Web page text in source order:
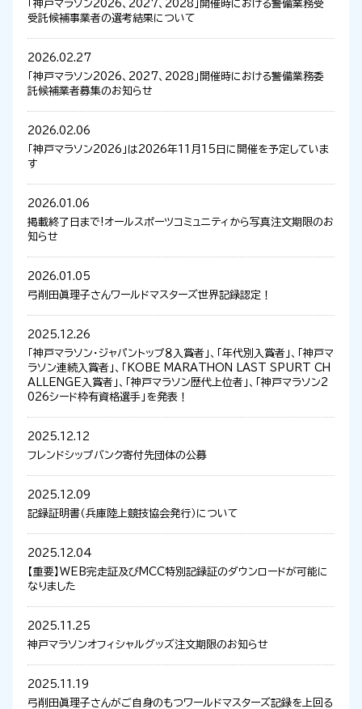
「神戸マラソン2026、2027、2028」開催時における警備業務受
受託候補事業者の選考結果について
2026.02.27
「神戸マラソン2026、2027、2028」開催時における警備業務委
託候補業者募集のお知らせ
2026.02.06
「神戸マラソン2026」は2026年11月15日に開催を予定していま
す
2026.01.06
掲載終了日まで!オールスポーツコミュニティから写真注文期限のお
知らせ
2026.01.05
弓削田眞理子さんワールドマスターズ世界記録認定！
2025.12.26
「神戸マラソン・ジャパントップ８入賞者」、「年代別入賞者」、「神戸マ
ラソン連続入賞者」、「KOBE MARATHON LAST SPURT CH
ALLENGE入賞者」、「神戸マラソン歴代上位者」、「神戸マラソン2
026シード枠有資格選手」を発表！
2025.12.12
フレンドシップバンク寄付先団体の公募
2025.12.09
記録証明書（兵庫陸上競技協会発行）について
2025.12.04
【重要】WEB完走証及びMCC特別記録証のダウンロードが可能に
なりました
2025.11.25
神戸マラソンオフィシャルグッズ注文期限のお知らせ
2025.11.19
弓削田眞理子さんがご自身のもつワールドマスターズ記録を上回る